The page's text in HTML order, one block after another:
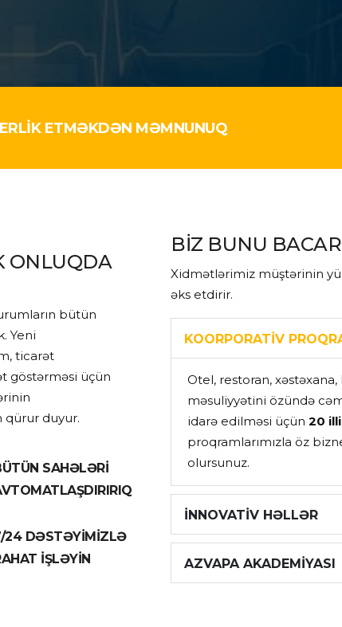
ETMƏKDƏN MƏMNUNUQ
ONLUQDA
bütün
Yeni
ticarət
göstərməsi üçün
qürur duyur.
SAHƏLƏRİ
24 DƏSTƏYİMİZLƏ
İŞLƏYİN
BİZ BUNU
Xidmətlərimiz müştərinin
əks etdirir.
KOORPORATIV
Otel, restoran,
məsuliyyətini özündə
idarə edilməsi üçün 20
proqramlarımızla öz
olursunuz.
İNNOVATIV HƏLLƏR
AZVAPA AKADEMIYASI